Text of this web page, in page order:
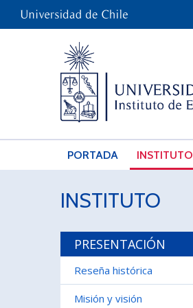
PORTADA INSTITUTO
INSTITUTO
PRESENTACIÓN
Reseña histórica
Misión y visión